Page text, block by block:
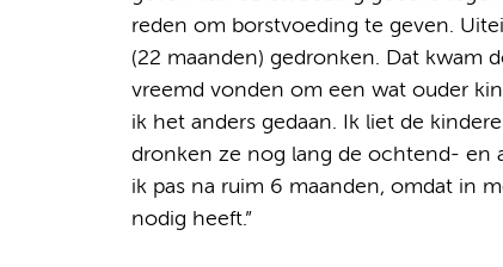
reden om borstvoeding te geven.
(22 maanden) gedronken. Dat kwam
vreemd vonden om een wat ouder
ik het anders gedaan. Ik liet de
dronken ze nog lang de ochtend- en
ik pas na ruim 6 maanden, omdat in
nodig heeft.”